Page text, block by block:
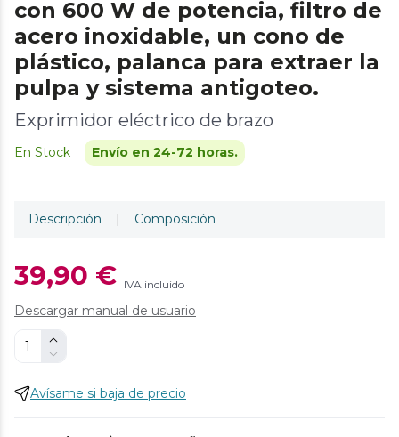
con 600 W de potencia, filtro de
acero inoxidable, un cono de
plástico, palanca para extraer la
pulpa y sistema antigoteo.
Exprimidor eléctrico de brazo
En Stock Envío en 24-72 horas.
Descripción | Composición
39,90 € IVA incluido
Descargar manual de usuario
Avísame si baja de precio